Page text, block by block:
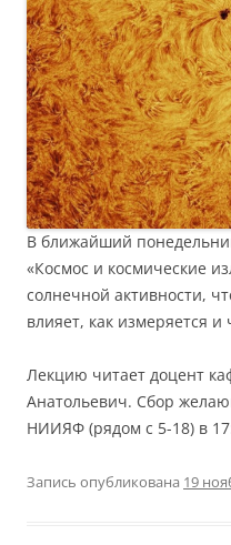
В ближайший
«Космос и космические
солнечной активности,
влияет, как измеряется и
Лекцию читает доцент
Анатольевич. Сбор
НИИЯФ (рядом с 5-18) в
Запись опубликована 19